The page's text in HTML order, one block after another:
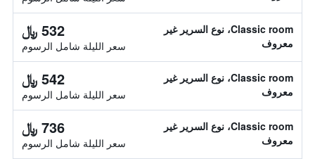
Classic room، نوع السرير غير
معروف
532 ﷼
سعر الليلة شامل الرسوم
Classic room، نوع السرير غير
معروف
542 ﷼
سعر الليلة شامل الرسوم
Classic room، نوع السرير غير
معروف
736 ﷼
سعر الليلة شامل الرسوم